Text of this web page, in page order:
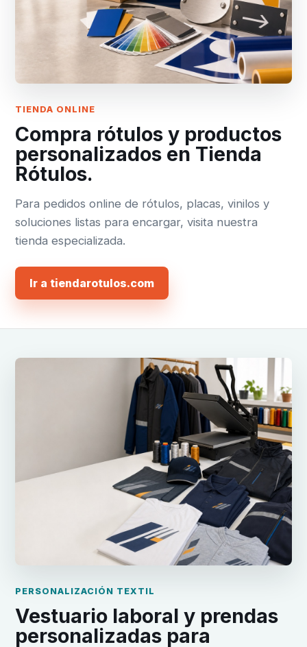
TIENDA ONLINE
Compra rótulos y productos
personalizados en Tienda
Rótulos.
Para pedidos online de rótulos, placas, vinilos y
soluciones listas para encargar, visita nuestra
tienda especializada.
Ir a tiendarotulos.com
PERSONALIZACIÓN TEXTIL
Vestuario laboral y prendas
personalizadas para